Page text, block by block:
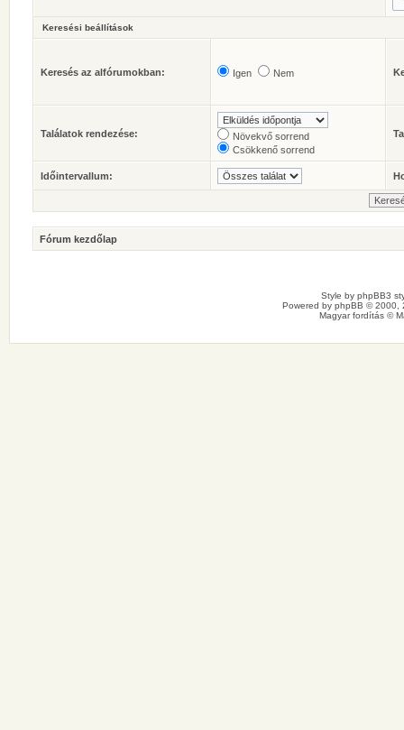
Keresési beállítások
Keresés az alfórumokban: Igen Nem
Találatok rendezése:
Növekvő sorrend
Csökkenő sorrend
Időintervallum:
Fórum kezdőlap
Style by phpBB3
Powered by phpBB © 2000,
Magyar fordítás ©